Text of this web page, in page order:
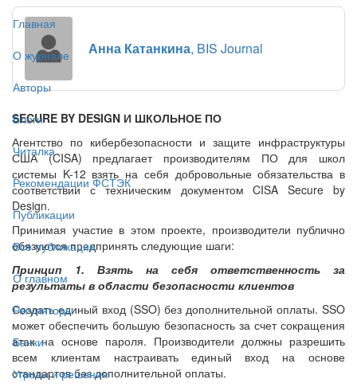
Главная
О журнале
Авторы
Блоги
Читалка
Рекомендации ФСТЭК
Публикации
Все публикации
О главном
Регуляторы
Банки
Угрозы и решения
Анна Катанкина, BIS Journal
SECURE BY DESIGN И ШКОЛЬНОЕ ПО
Агентство по кибербезопасности и защите инфраструктуры
США (CISA) предлагает производителям ПО для школ
системы K-12 взять на себя добровольные обязательства в
соответствии с техническим документом CISA Secure by
Design.
Принимая участие в этом проекте, производители публично
обязуются предпринять следующие шаги:
Принцип 1. Взять на себя ответственность за
результаты в области безопасности клиентов
Создать единый вход (SSO) без дополнительной оплаты. SSO
может обеспечить большую безопасность за счет сокращения
атак на основе пароля. Производители должны разрешить
всем клиентам настраивать единый вход на основе
стандартов без дополнительной оплаты.